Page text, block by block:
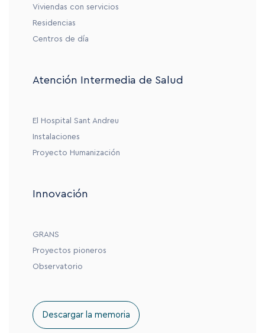
Viviendas con servicios
Residencias
Centros de día
Atención Intermedia de Salud
El Hospital Sant Andreu
Instalaciones
Proyecto Humanización
Innovación
GRANS
Proyectos pioneros
Observatorio
Descargar la memoria